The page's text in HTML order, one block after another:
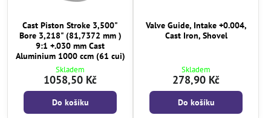
Cast Piston Stroke 3,500"
Bore 3,218" (81,7372 mm )
9:1 +.030 mm Cast
Aluminium 1000 ccm (61 cui)
Skladem
1058,50 Kč
Do košíku
Valve Guide, Intake +0.004,
Cast Iron, Shovel
Skladem
278,90 Kč
Do košíku